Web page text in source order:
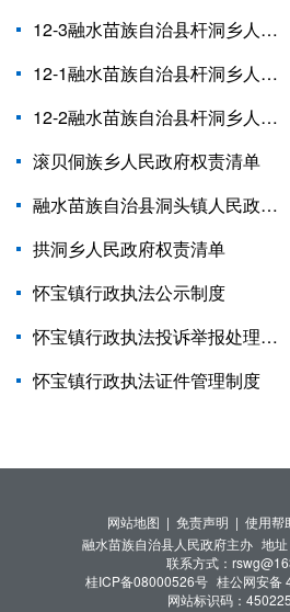
12-3融水苗族自治县杆洞乡人民政府公共服务事项汇总表（共54项）
12-1融水苗族自治县杆洞乡人民政府权责清单（法律法规规章授权类，共80项）
12-2融水苗族自治县杆洞乡人民政府权责清单（承接上级人民政府及其工作部门委托类，共13项）
滚贝侗族乡人民政府权责清单
融水苗族自治县洞头镇人民政府权责清单
拱洞乡人民政府权责清单
怀宝镇行政执法公示制度
怀宝镇行政执法投诉举报处理制度
怀宝镇行政执法证件管理制度
网站地图 | 免责声明 | 使用帮
融水苗族自治县人民政府主办 地
联系方式：
桂ICP备08000526号 桂公网安备
网站标识码：